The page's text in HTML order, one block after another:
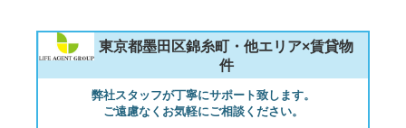
東京都墨田区錦糸町・他エリア×賃貸物
件
弊社スタッフが丁寧にサポート致します。
ご遠慮なくお気軽にご相談ください。